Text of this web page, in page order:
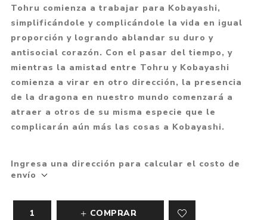
Tohru comienza a trabajar para Kobayashi,
simplificándole y complicándole la vida en igual
proporción y logrando ablandar su duro y
antisocial corazón. Con el pasar del tiempo, y
mientras la amistad entre Tohru y Kobayashi
comienza a virar en otro dirección, la presencia
de la dragona en nuestro mundo comenzará a
atraer a otros de su misma especie que le
complicarán aún más las cosas a Kobayashi.
Ingresa una dirección para calcular el costo de
envío
COMPRAR